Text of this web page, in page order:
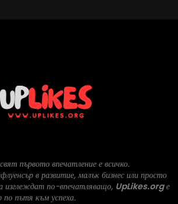
първото впечатление е всичко.
в развитие, малък бизнес или просто
изглеждат по-впечатляващо, UpLikes.orgе
пътя към успеха.